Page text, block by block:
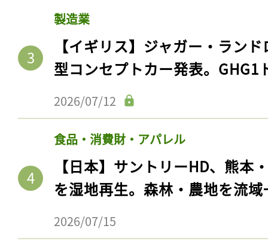
製造業
【イギリス】ジャガー・ラン
型コンセプトカー発表。GHG1
2026/07/12
食品・消費財・アパレル
【日本】サントリーHD、熊本
を湿地再生。森林・農地を流
2026/07/15